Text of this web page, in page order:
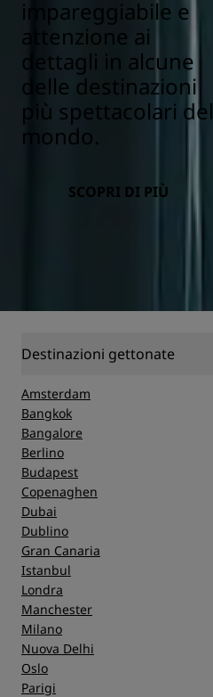
impareggiabile e
attenzione ai
dettagli in alcune
delle destinazioni
più spettacolari del
mondo.
SCOPRI DI PIÙ
Destinazioni gettonate
Amsterdam
Bangkok
Bangalore
Berlino
Budapest
Copenaghen
Dubai
Dublino
Gran Canaria
Istanbul
Londra
Manchester
Milano
Nuova Delhi
Oslo
Parigi